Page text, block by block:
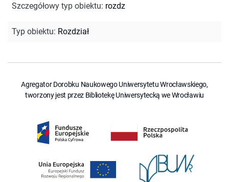
Szczegółowy typ obiektu: rozdz
Typ obiektu: Rozdział
Agregator Dorobku Naukowego Uniwersytetu Wrocławskiego,
tworzony jest przez Bibliotekę Uniwersytecką we Wrocławiu